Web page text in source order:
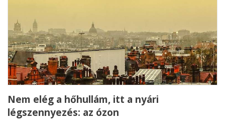
Nem elég a hőhullám, itt a nyári
légszennyezés: az ózon